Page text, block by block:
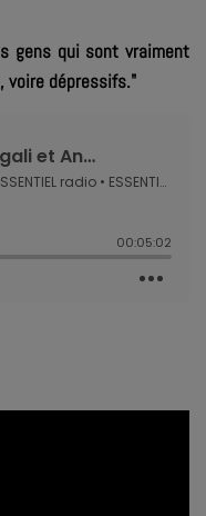
gens qui sont vraiment
voire dépressifs."